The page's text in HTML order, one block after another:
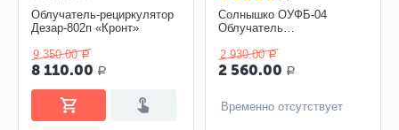
Облучатель-рециркулятор
Дезар-802п «Кронт»
9 350.00 Р
8 110.00 Р
Солнышко ОУФБ-04
Облучатель
бактерицидный
2 930.00 Р
2 560.00 Р
Временно отсутствует